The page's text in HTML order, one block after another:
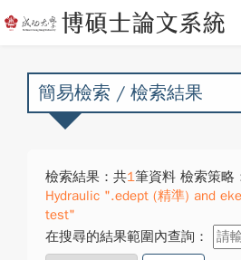
簡易檢索 / 檢索結果
檢索結果：共1筆資料 檢索策略
Hydraulic ".edept (精準) and
test"
在搜尋的結果範圍內查詢：